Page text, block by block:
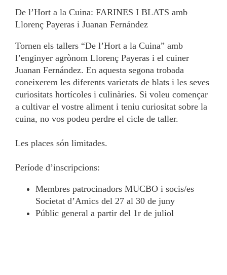
De l’Hort a la Cuina: FARINES I BLATS amb
Llorenç Payeras i Juanan Fernández
Tornen els tallers “De l’Hort a la Cuina” amb
l’enginyer agrònom Llorenç Payeras i el cuiner
Juanan Fernández. En aquesta segona trobada
coneixerem les diferents varietats de blats i les seves
curiositats hortícoles i culinàries. Si voleu començar
a cultivar el vostre aliment i teniu curiositat sobre la
cuina, no vos podeu perdre el cicle de taller.
Les places són limitades.
Període d’inscripcions:
Membres patrocinadors MUCBO i socis/es
Societat d’Amics del 27 al 30 de juny
Públic general a partir del 1r de juliol